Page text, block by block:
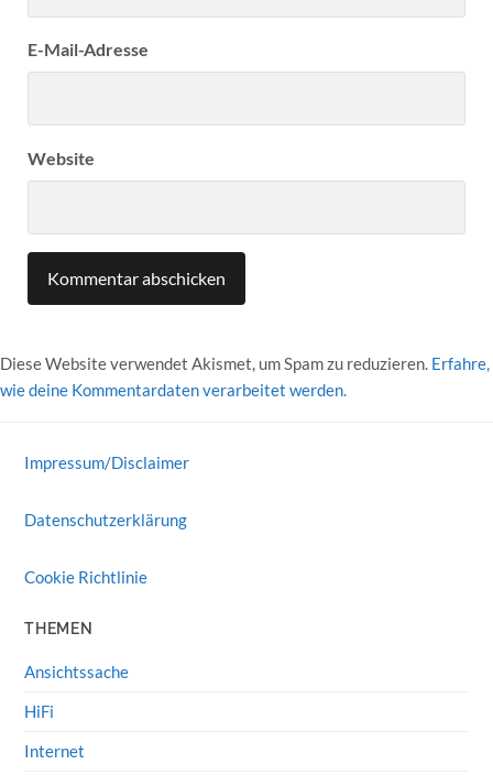
E-Mail-Adresse
Website
Diese Website verwendet Akismet, um Spam zu reduzieren. Erfahre,
wie deine Kommentardaten verarbeitet werden.
Impressum/Disclaimer
Datenschutzerklärung
Cookie Richtlinie
THEMEN
Ansichtssache
HiFi
Internet